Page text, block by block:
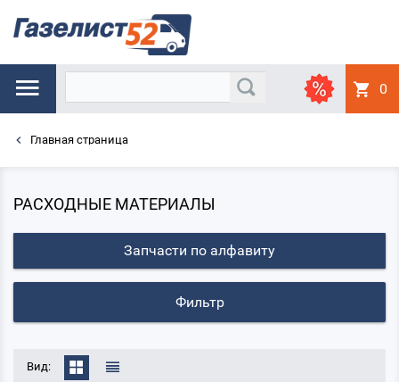
0
Главная страница
РАСХОДНЫЕ МАТЕРИАЛЫ
Запчасти по алфавиту
Фильтр
Вид: